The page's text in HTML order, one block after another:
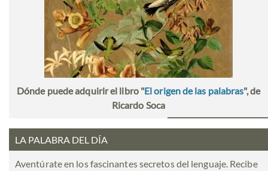
Dónde puede adquirir el libro "El origen de las palabras", de
Ricardo Soca
LA PALABRA DEL DÍA
Aventúrate en los fascinantes secretos del lenguaje. Recibe